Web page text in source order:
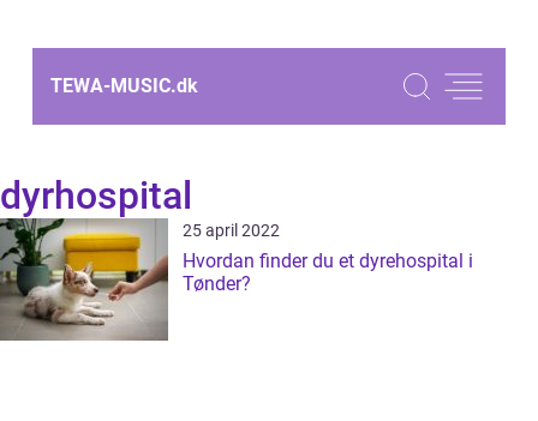
TEWA-MUSIC.dk
dyrhospital
25 april 2022
Hvordan finder du et dyrehospital i
Tønder?